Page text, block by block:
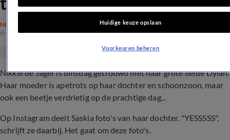
NIEUWS
6 sep 2022, 22:28
Nikkie de Jager is dinsdag getrouwd met haar grote liefde Dylan.
Haar moeder is apetrots op haar dochter en schoonzoon, maar
ook een beetje verdrietig op de prachtige dag...
Op Instagram deelt Saskia foto's van haar dochter. "YESSSSS",
schrijft ze daarbij. Het gaat om deze foto's.
Huidige keuze opslaan
Voorkeuren beheren